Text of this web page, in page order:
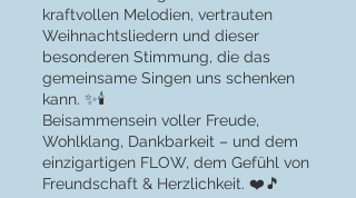
kraftvollen Melodien, vertrauten
Weihnachtsliedern und dieser
besonderen Stimmung, die das
gemeinsame Singen uns schenken
kann. ✨🕯️
Beisammensein voller Freude,
Wohlklang, Dankbarkeit – und dem
einzigartigen FLOW, dem Gefühl von
Freundschaft & Herzlichkeit. ❤️🎵